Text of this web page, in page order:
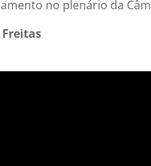
no plenário da
Freitas